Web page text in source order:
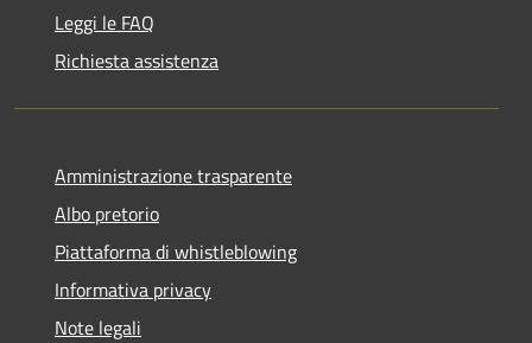
Leggi le FAQ
Richiesta assistenza
Amministrazione trasparente
Albo pretorio
Piattaforma di whistleblowing
Informativa privacy
Note legali